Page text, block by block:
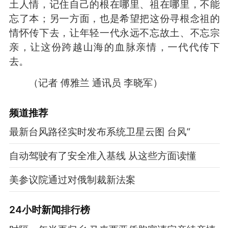
土人情，记住自己的根在哪里、祖在哪里，不能
忘了本；另一方面，也是希望把这份寻根念祖的
情怀传下去，让年轻一代永远不忘故土、不忘宗
亲，让这份跨越山海的血脉亲情，一代代传下
去。
（记者 傅雅兰 通讯员 李晓军）
频道推荐
最新台风路径实时发布系统卫星云图 台风“
自动驾驶有了安全准入基线 从这些方面读懂
美参议院通过对俄制裁新法案
24小时新闻排行榜